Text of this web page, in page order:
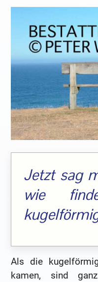
Jetzt sag
wie
Als die
kamen, sind